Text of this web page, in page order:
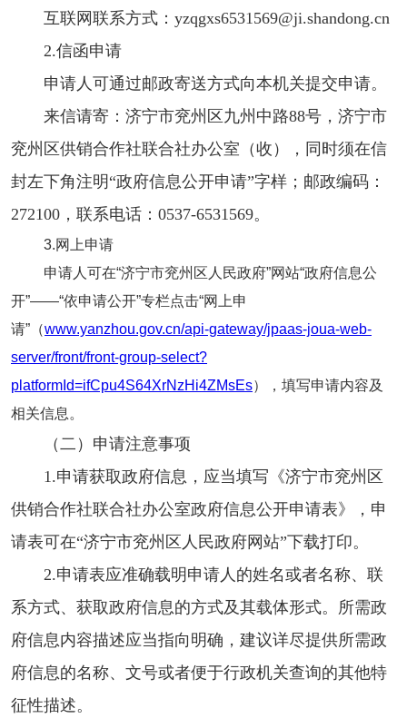
互联网联系方式：yzqgxs6531569@ji.shandong.cn
2.信函申请
申请人可通过邮政寄送方式向本机关提交申请。
来信请寄：济宁市兖州区九州中路88号，济宁市
兖州区供销合作社联合社办公室（收），同时须在信
封左下角注明“政府信息公开申请”字样；邮政编码：
272100，联系电话：0537-6531569。
3.网上申请
申请人可在“济宁市兖州区人民政府”网站“政府信息公
开”——“依申请公开”专栏点击“网上申
请”（www.yanzhou.gov.cn/api-gateway/jpaas-joua-web-
server/front/front-group-select?
platformId=ifCpu4S64XrNzHi4ZMsEs），填写申请内容及
相关信息。
（二）申请注意事项
1.申请获取政府信息，应当填写《济宁市兖州区
供销合作社联合社办公室政府信息公开申请表》，申
请表可在“济宁市兖州区人民政府网站”下载打印。
2.申请表应准确载明申请人的姓名或者名称、联
系方式、获取政府信息的方式及其载体形式。所需政
府信息内容描述应当指向明确，建议详尽提供所需政
府信息的名称、文号或者便于行政机关查询的其他特
征性描述。